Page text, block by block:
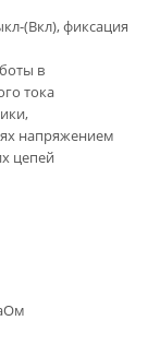
(Вкл), фиксация
в
тока
напряжением
цепей